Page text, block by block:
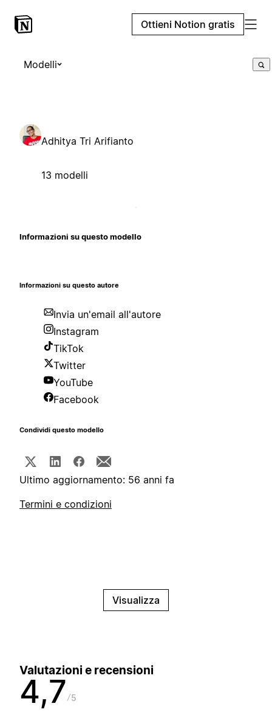
Ottieni Notion gratis
Modelli
Adhitya Tri Arifianto
13 modelli
Informazioni su questo modello
Informazioni su questo autore
Invia un'email all'autore
Instagram
TikTok
Twitter
YouTube
Facebook
Condividi questo modello
Ultimo aggiornamento: 56 anni fa
Termini e condizioni
Visualizza
Valutazioni e recensioni
4,7 5